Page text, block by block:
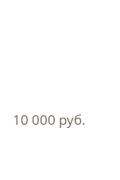
10 000 руб.